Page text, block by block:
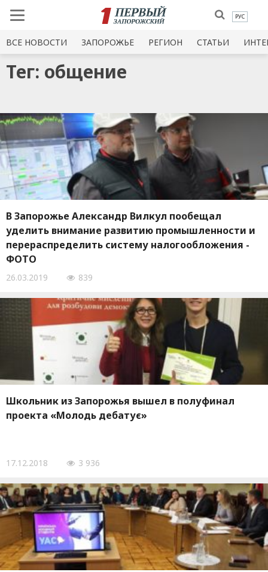
РУС
ВСЕ НОВОСТИ ЗАПОРОЖЬЕ РЕГИОН СТАТЬИ
Тег: общение
В Запорожье Александр Вилкул пообещал
уделить внимание развитию промышленности и
перераспределить систему налогообложения -
ФОТО
26.03.2019 839
Школьник из Запорожья вышел в полуфинал
проекта «Молодь дебатує»
17.12.2018 3 936